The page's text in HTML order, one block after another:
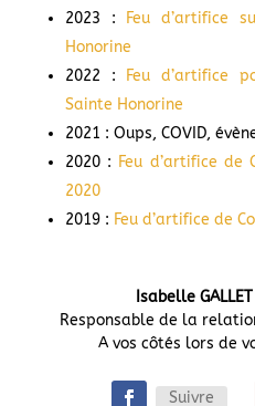
2023 :
Feu d’artifice
Honorine
2022 : Feu d’artifice
Sainte Honorine
2021 : Oups, COVID,
2020 : Feu d’artifice de
2020
2019 : Feu d’artifice de
Isabelle
Responsable de la
A vos côtés lors de
Suivre